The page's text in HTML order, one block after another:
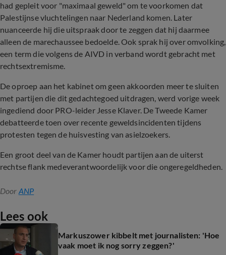
had gepleit voor "maximaal geweld" om te voorkomen dat
Palestijnse vluchtelingen naar Nederland komen. Later
nuanceerde hij die uitspraak door te zeggen dat hij daarmee
alleen de marechaussee bedoelde. Ook sprak hij over omvolking,
een term die volgens de AIVD in verband wordt gebracht met
rechtsextremisme.
De oproep aan het kabinet om geen akkoorden meer te sluiten
met partijen die dit gedachtegoed uitdragen, werd vorige week
ingediend door PRO-leider Jesse Klaver. De Tweede Kamer
debatteerde toen over recente geweldsincidenten tijdens
protesten tegen de huisvesting van asielzoekers.
Een groot deel van de Kamer houdt partijen aan de uiterst
rechtse flank medeverantwoordelijk voor die ongeregeldheden.
Door ANP
Lees ook
Markuszower kibbelt met journalisten: 'Hoe
vaak moet ik nog sorry zeggen?'